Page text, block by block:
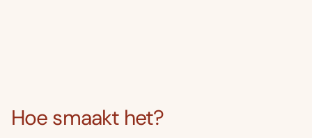
Hoe smaakt het?